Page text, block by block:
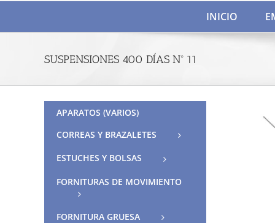
INICIO
SUSPENSIONES 400 DÍAS Nº 11
APARATOS (VARIOS)
CORREAS Y BRAZALETES
ESTUCHES Y BOLSAS
FORNITURAS DE MOVIMIENTO
FORNITURA GRUESA